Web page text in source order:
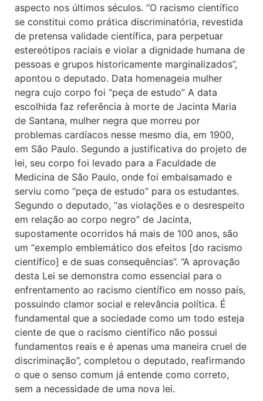
aspecto nos últimos séculos. “O racismo científico
se constitui como prática discriminatória, revestida
de pretensa validade científica, para perpetuar
estereótipos raciais e violar a dignidade humana de
pessoas e grupos historicamente marginalizados”,
apontou o deputado. Data homenageia mulher
negra cujo corpo foi “peça de estudo” A data
escolhida faz referência à morte de Jacinta Maria
de Santana, mulher negra que morreu por
problemas cardíacos nesse mesmo dia, em 1900,
em São Paulo. Segundo a justificativa do projeto de
lei, seu corpo foi levado para a Faculdade de
Medicina de São Paulo, onde foi embalsamado e
serviu como “peça de estudo” para os estudantes.
Segundo o deputado, “as violações e o desrespeito
em relação ao corpo negro” de Jacinta,
supostamente ocorridos há mais de 100 anos, são
um “exemplo emblemático dos efeitos [do racismo
científico] e de suas consequências”. “A aprovação
desta Lei se demonstra como essencial para o
enfrentamento ao racismo científico em nosso país,
possuindo clamor social e relevância política. É
fundamental que a sociedade como um todo esteja
ciente de que o racismo científico não possui
fundamentos reais e é apenas uma maneira cruel de
discriminação”, completou o deputado, reafirmando
o que o senso comum já entende como correto,
sem a necessidade de uma nova lei.